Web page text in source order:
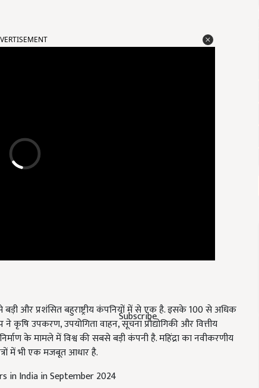
Subscribe
और प्रशंसित बहुराष्ट्रीय कंपनियों में से एक है. इसके 100 से अधिक
कृषि उपकरण, उपयोगिता वाहन, सूचना प्रौद्योगिकी और वित्तीय
के मामले में विश्व की सबसे बड़ी कंपनी है. महिंद्रा का नवीकरणीय
में भी एक मजबूत आधार है.
in India in September 2024